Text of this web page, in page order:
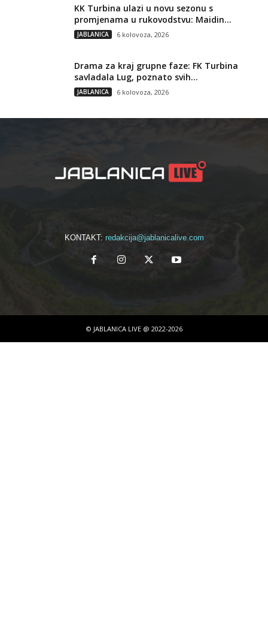
KK Turbina ulazi u novu sezonu s
promjenama u rukovodstvu: Maidin...
JABLANICA 6 kolovoza, 2026
Drama za kraj grupne faze: FK Turbina
savladala Lug, poznato svih...
JABLANICA 6 kolovoza, 2026
KONTAKT: redakcija@jablanicalive.com
© JABLANICA LIVE @ 2022-2026